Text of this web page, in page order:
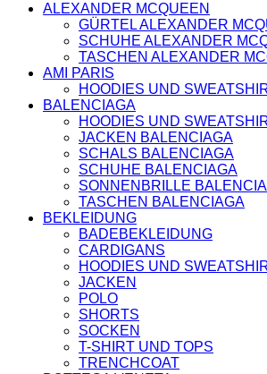
SWEATSHIRTS
GÜRTEL
GELDBÖRSEN
SAINT LAURENT
SCHUHE
HOODIES UND
SWEATSHIRTS
JACKEN
KOPFBEDCKUNGEN
KOSMETIKTASCHEN
SCHALS
GÜRTEL
GELDBÖRSEN
BURBERRY
TASCHEN
GÜRTEL
GELDBÖRSEN
JACKEN
SCHALS
BADEBEKLEIDUNG
KOPFBEDCKUNGEN
CHANEL
ALEXANDER MCQUEEN
GÜRTEL ALEXANDER
SCHUHE ALEXANDER
TASCHEN ALEXANDER
AMI PARIS
HOODIES UND
BALENCIAGA
HOODIES UND
JACKEN BALENCIAGA
SCHALS BALENCIAGA
SCHUHE BALENCIAGA
SONNENBRILLE
TASCHEN BALENCIAGA
BEKLEIDUNG
BADEBEKLEIDUNG
CARDIGANS
HOODIES UND
JACKEN
POLO
SHORTS
SOCKEN
T-SHIRT UND TOPS
TRENCHCOAT